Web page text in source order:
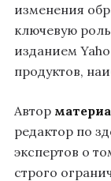
изменения
ключевую
изданием
продуктов,
Автор
редактор по
экспертов о
строго